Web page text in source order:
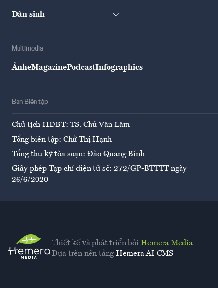
Dân sinh
Multimedia
ẢnheMagazinePodcastInfographics
Ban Biên tập
Chủ tịch HĐBT: TS. Chử Văn Lâm
Tổng biên tập: Chử Thị Hạnh
Tổng thư ký tòa soạn: Đào Quang Bính
Giấy phép Tạp chí điện tử số: 272/GP-BTTTT ngày
26/6/2020
Thiết kế và phát triển bởi Hemera Media
Dựa trên nền tảng Hemera AI CMS